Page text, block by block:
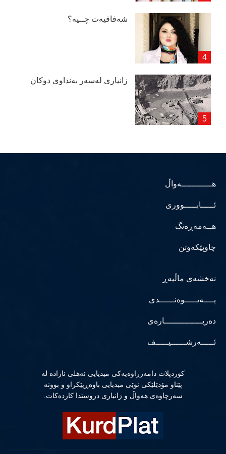
شەفافیەت چــیە؟
زانیاری لەسەر بەنداوی دوكان
هــــــــــــەواڵ
ئـــــابـــــووری
هــەمەڕەنگ
چاوپێکەوتن
نەخشەی ماڵپەڕ
پــــەیـــــوەنــــــدی
دەربـــــــــــــــارەی
ئـــــەرشــــــیـــــف
كوردپلات دامەزراوەیەكی میدیایی ئەهلی ئازادە لە
پێناو مۆدێلێكی نوێی میدیایی باوەڕپێكراو و بوونە
سەرچاوەی هەواڵ و زانیاری دروستدا كاردەكات.